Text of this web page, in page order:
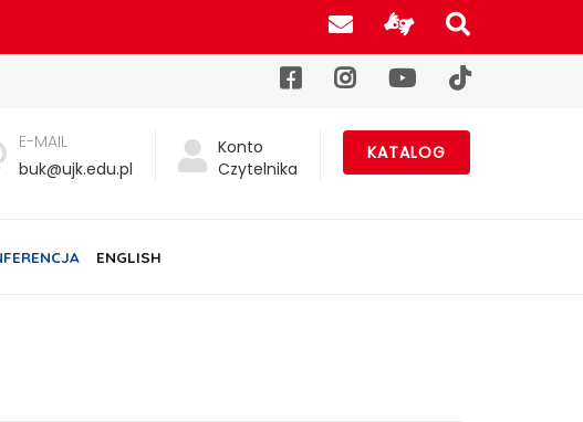
Poczta UJKInformacje
Szukaj
Facebook
Instagram
YouTube
TikTok
E-MAIL
buk@ujk.edu.pl
Konto
Czytelnika
KATALOG
ENGLISH